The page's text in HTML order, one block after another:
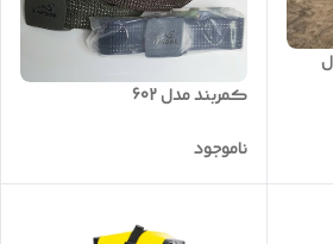
کمربند مدل 602
ناموجود